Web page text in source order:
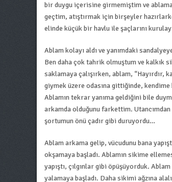
bir duygu içerisine girmemiştim ve
geçtim, atıştırmak için birşeyler
elinde küçük bir havlu ile şaçlarını
Ablam kolayı aldı ve yanımdaki
Ben daha çok tahrik olmuştum ve kalkık
saklamaya çalışırken, ablam, “Hayırdır,
giymek üzere odasına gittiğinde,
Ablamın tekrar yanıma geldiğini bile
arkamda olduğunu farkettim. Utancımdan
şortumun önü çadır gibi duruyordu…
Ablam arkama gelip, vücudunu bana
okşamaya başladı. Ablamın sikime
yapıştı, çılgınlar gibi öpüşüyorduk.
yalamaya başladı. Daha sikimi ağzına